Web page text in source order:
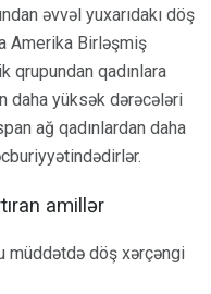
əvvəl yuxarıdakı döş
Amerika Birləşmiş
qrupundan qadınlara
daha yüksək dərəcələri
ağ qadınlardan daha
amillər
müddətdə döş xərçəngi